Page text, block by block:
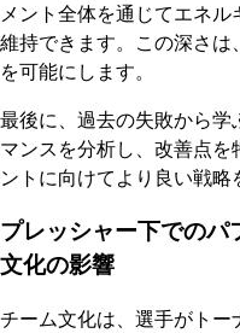
メント全体を通じてエネ
維持できます。この深さ
を可能にします。
最後に、過去の失敗から
マンスを分析し、改善点を
ントに向けてより良い戦略
プレッシャー下でのパ
文化の影響
チーム文化は、選手がトー